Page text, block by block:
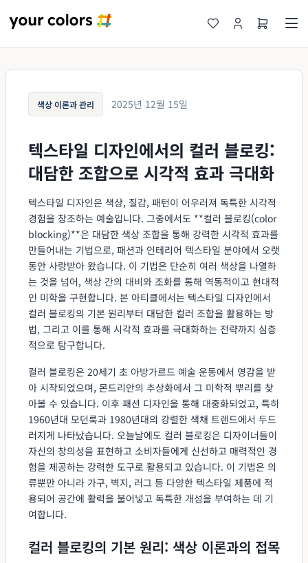
색상 이론과 관리 2025년 12월 15일
텍스타일 디자인에서의 컬러 블로킹:
대담한 조합으로 시각적 효과 극대화
텍스타일 디자인은 색상, 질감, 패턴이 어우러져 독특한 시각적
경험을 창조하는 예술입니다. 그중에서도 **컬러 블로킹(color
blocking)**은 대담한 색상 조합을 통해 강력한 시각적 효과를
만들어내는 기법으로, 패션과 인테리어 텍스타일 분야에서 오랫
동안 사랑받아 왔습니다. 이 기법은 단순히 여러 색상을 나열하
는 것을 넘어, 색상 간의 대비와 조화를 통해 역동적이고 현대적
인 미학을 구현합니다. 본 아티클에서는 텍스타일 디자인에서
컬러 블로킹의 기본 원리부터 대담한 컬러 조합을 활용하는 방
법, 그리고 이를 통해 시각적 효과를 극대화하는 전략까지 심층
적으로 탐구합니다.
컬러 블로킹은 20세기 초 아방가르드 예술 운동에서 영감을 받
아 시작되었으며, 몬드리안의 추상화에서 그 미학적 뿌리를 찾
아볼 수 있습니다. 이후 패션 디자인을 통해 대중화되었고, 특히
1960년대 모던룩과 1980년대의 강렬한 색채 트렌드에서 두드
러지게 나타났습니다. 오늘날에도 컬러 블로킹은 디자이너들이
자신의 창의성을 표현하고 소비자들에게 신선하고 매력적인 경
험을 제공하는 강력한 도구로 활용되고 있습니다. 이 기법은 의
류뿐만 아니라 가구, 벽지, 러그 등 다양한 텍스타일 제품에 적
용되어 공간에 활력을 불어넣고 독특한 개성을 부여하는 데 기
여합니다.
컬러 블로킹의 기본 원리: 색상 이론과의 접목